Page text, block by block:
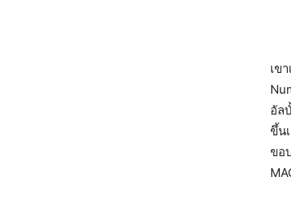
เข
อัล
ขึ้น
ขอ